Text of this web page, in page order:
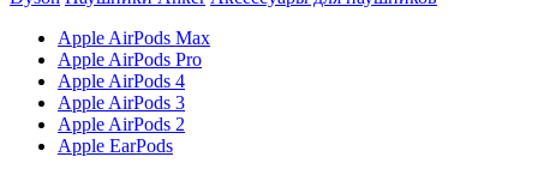
Apple AirPods Max
Apple AirPods Pro
Apple AirPods 4
Apple AirPods 3
Apple AirPods 2
Apple EarPods